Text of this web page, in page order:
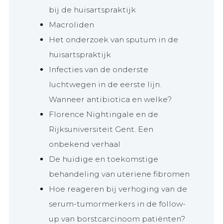
bij de huisartspraktijk
Macroliden
Het onderzoek van sputum in de
huisartspraktijk
Infecties van de onderste
luchtwegen in de eerste lijn.
Wanneer antibiotica en welke?
Florence Nightingale en de
Rijksuniversiteit Gent. Een
onbekend verhaal
De huidige en toekomstige
behandeling van uteriene fibromen
Hoe reageren bij verhoging van de
serum-tumormerkers in de follow-
up van borstcarcinoom patiënten?